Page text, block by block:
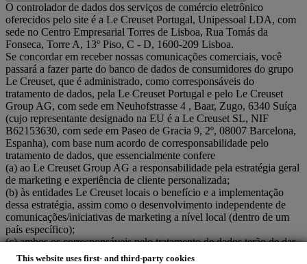
This website uses first- and third-party cookies
O controlador de dados dos serviços de comércio eletrônico
oferecidos pelo site é a Le Creuset Portugal, Unipessoal LDA, com
sede no Centro Empresarial Torres de Lisboa, Rua Tomás da
Fonseca, Torre A, 13º Piso, C - D, 1600-209 Lisboa.
Se concordar em receber nossas comunicações comerciais, você
passará a fazer parte do banco de dados de consumidores do grupo
Le Creuset, que é administrado, como corresponsáveis do
tratamento de dados, pela Le Creuset Portugal e pelo Le Creuset
Group AG, com sede em Neuhofstrasse 4 , Baar, Zugo, 6340 Suíça
(cujo representante designado na EU é a Le Creuset SL, NIF
B62153630, com sede em Paseo de Gracia 9, 2º, 08007 Barcelona,
Espanha), com base num acordo de corresponsabilidade pelo
tratamento de dados, que essencialmente confere
(a) ao Le Creuset Group AG a responsabilidade pela estratégia geral
de marketing e experiência de cliente personalizada;
(b) às entidades Le Creuset locais o benefício e a implementação
dessa estratégia, assim como o desenvolvimento independente de
comunicações/iniciativas de marketing a nível local (dentro de um
país específico);
(c) ambos os corresponsáveis pelo tratamento de dados terão de dar
resposta aos pedidos relativos aos direitos dos titulares dos dados